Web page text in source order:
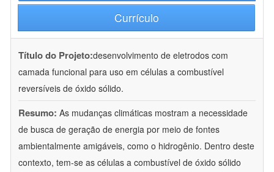
Currículo
Título do Projeto:desenvolvimento de eletrodos com
camada funcional para uso em células a combustível
reversíveis de óxido sólido.
Resumo: As mudanças climáticas mostram a necessidade
de busca de geração de energia por meio de fontes
ambientalmente amigáveis, como o hidrogênio. Dentro deste
contexto, tem-se as células a combustível de óxido sólido